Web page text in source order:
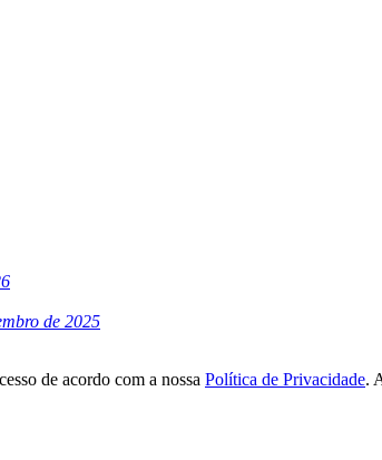
de 2025
de acordo com a nossa Política de Privacidade.